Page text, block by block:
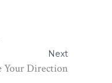
Next
Your Direction